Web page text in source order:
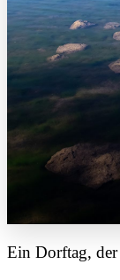
Ein Dorftag,